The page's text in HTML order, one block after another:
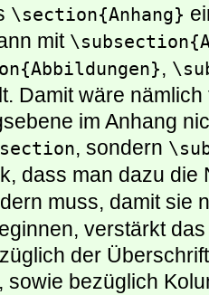
\section{Anhang}
mit
,
Damit wäre
im Anhang
, sondern
dass man dazu
muss, damit sie
verstärkt
der
sowie bezüglich